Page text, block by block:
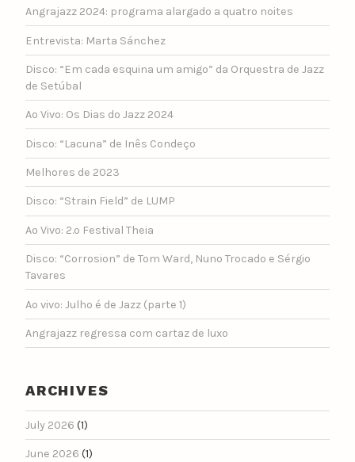
Angrajazz 2024: programa alargado a quatro noites
Entrevista: Marta Sánchez
Disco: “Em cada esquina um amigo” da Orquestra de Jazz
de Setúbal
Ao Vivo: Os Dias do Jazz 2024
Disco: “Lacuna” de Inês Condeço
Melhores de 2023
Disco: “Strain Field” de LUMP
Ao Vivo: 2.º Festival Theia
Disco: “Corrosion” de Tom Ward, Nuno Trocado e Sérgio
Tavares
Ao vivo: Julho é de Jazz (parte 1)
Angrajazz regressa com cartaz de luxo
ARCHIVES
July 2026 (1)
June 2026 (1)